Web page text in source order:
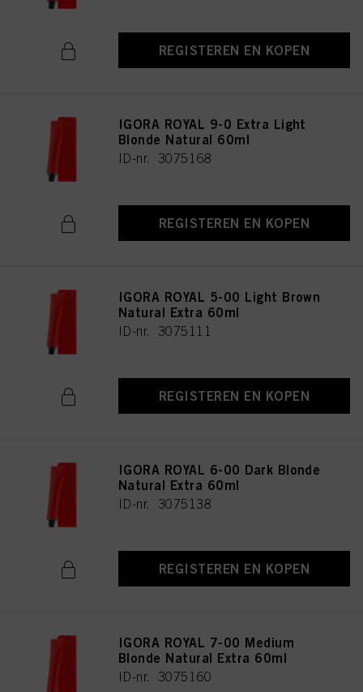
REGISTEREN EN KOPEN
IGORA ROYAL 9-0 Extra Light
Blonde Natural 60ml
ID-nr. 3075168
REGISTEREN EN KOPEN
IGORA ROYAL 5-00 Light Brown
Natural Extra 60ml
ID-nr. 3075111
REGISTEREN EN KOPEN
IGORA ROYAL 6-00 Dark Blonde
Natural Extra 60ml
ID-nr. 3075138
REGISTEREN EN KOPEN
IGORA ROYAL 7-00 Medium
Blonde Natural Extra 60ml
ID-nr. 3075160